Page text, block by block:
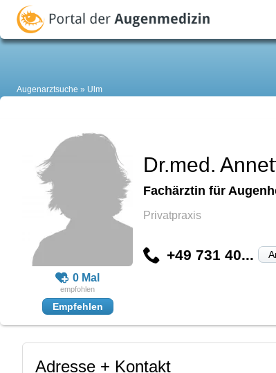
Augenarztsuche Ulm
0 Mal
Empfehlen
Dr.med.
Fachärztin für
Privatpraxis
+49 731 40...
Adresse + Kontakt